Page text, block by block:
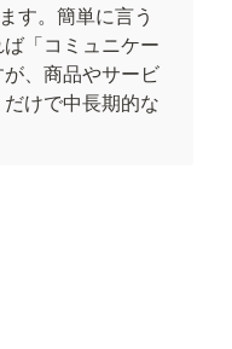
す。簡単に言う
「コミュニケー
、商品やサービ
けで中長期的な